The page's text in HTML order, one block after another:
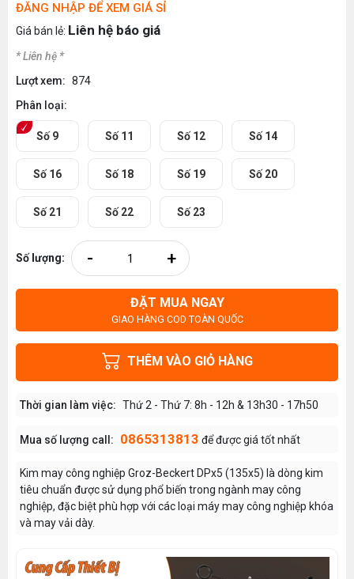
ĐĂNG NHẬP ĐỂ XEM GIÁ SỈ
Giá bán lẻ: Liên hệ báo giá
* Liên hệ *
Lượt xem: 874
Phân loại:
Số 9 Số 11 Số 12 Số 14
Số 16 Số 18 Số 19 Số 20
Số 21 Số 22 Số 23
Số lượng: - +
ĐẶT MUA NGAY
GIAO HÀNG COD TOÀN QUỐC
THÊM VÀO GIỎ HÀNG
Thời gian làm việc: Thứ 2 - Thứ 7: 8h - 12h & 13h30 - 17h50
Mua số lượng call: 0865313813 để được giá tốt nhất
Kim may công nghiệp Groz-Beckert DPx5 (135x5) là dòng kim
tiêu chuẩn được sử dụng phổ biến trong ngành may công
nghiệp, đặc biệt phù hợp với các loại máy may công nghiệp khóa
và may vải dày.